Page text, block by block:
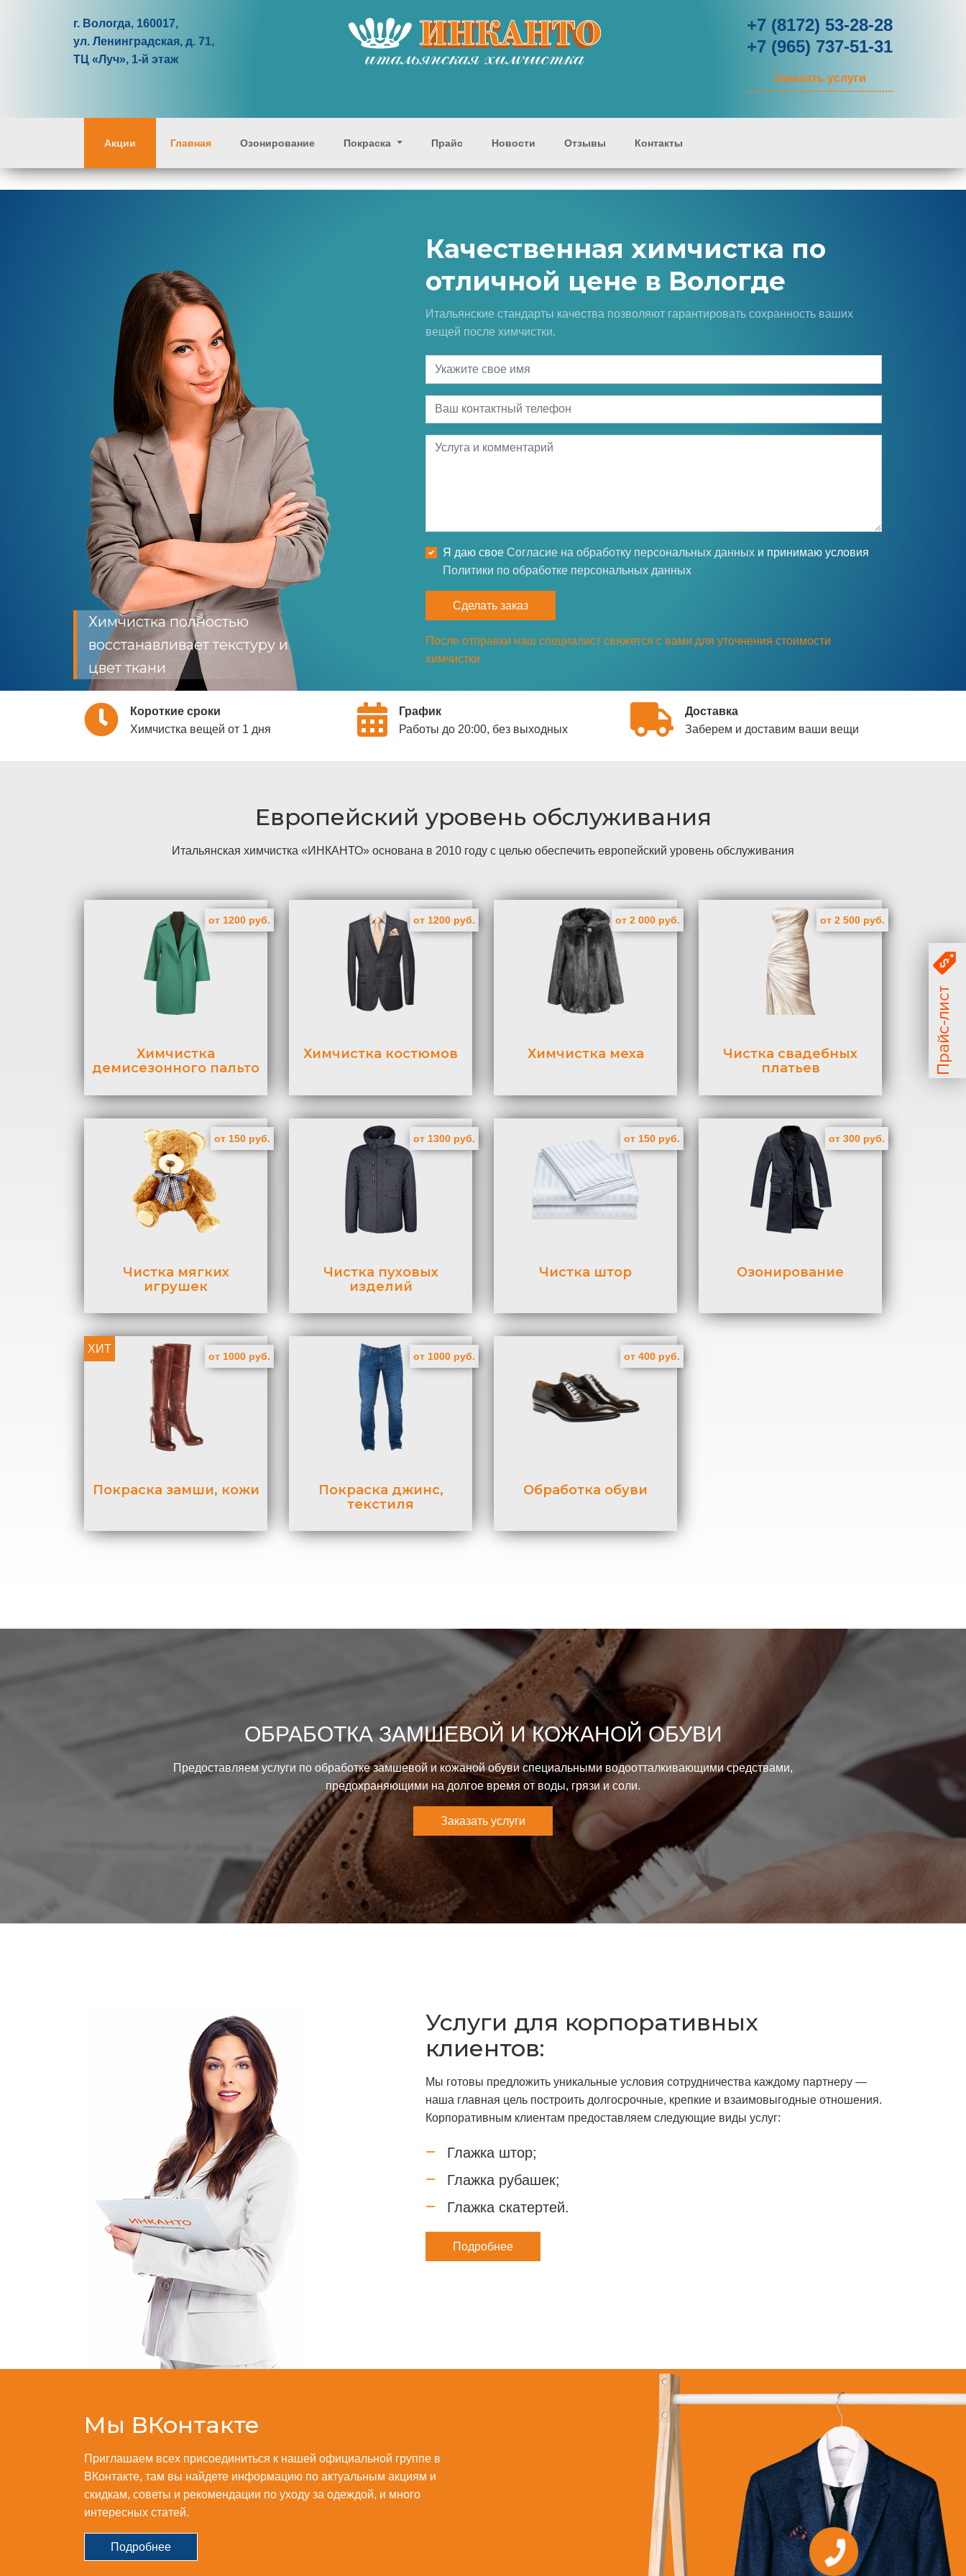
г. Вологда, 160017,
ул. Ленинградская, д. 71,
ТЦ «Луч», 1-й этаж
+7 (8172) 53-28-28
+7 (965) 737-51-31
Заказать услуги
Акции Главная Озонирование Покраска Прайс Новости Отзывы Контакты
Химчистка полностью
восстанавливает текстуру и
цвет ткани
Качественная химчистка по
отличной цене в Вологде
Итальянские стандарты качества позволяют гарантировать сохранность ваших
вещей после химчистки.
Я даю свое Согласие на обработку персональных данных и принимаю условия
Политики по обработке персональных данных
Сделать заказ
После отправки наш специалист свяжется с вами для уточнения стоимости
химчистки
Короткие сроки
Химчистка вещей от 1 дня
График
Работы до 20:00, без выходных
Доставка
Заберем и доставим ваши вещи
Европейский уровень обслуживания
Итальянская химчистка «ИНКАНТО» основана в 2010 году с целью обеспечить европейский уровень обслуживания
Химчистка
демисезонного пальто
от 1200 руб.
Химчистка костюмов
от 1200 руб.
Химчистка меха
от 2 000 руб.
Чистка свадебных
платьев
от 2 500 руб.
Чистка мягких
игрушек
от 150 руб.
Чистка пуховых
изделий
от 1300 руб.
Чистка штор
от 150 руб.
Озонирование
от 300 руб.
Покраска замши, кожи
от 1000 руб.
ХИТ
Покраска джинс,
текстиля
от 1000 руб.
Обработка обуви
от 400 руб.
ОБРАБОТКА ЗАМШЕВОЙ И КОЖАНОЙ ОБУВИ
Предоставляем услуги по обработке замшевой и кожаной обуви специальными водоотталкивающими средствами,
предохраняющими на долгое время от воды, грязи и соли.
Заказать услуги
Услуги для корпоративных
клиентов:
Мы готовы предложить уникальные условия сотрудничества каждому партнеру —
наша главная цель построить долгосрочные, крепкие и взаимовыгодные отношения.
Корпоративным клиентам предоставляем следующие виды услуг:
Глажка штор;
Глажка рубашек;
Глажка скатертей.
Подробнее
Мы ВКонтакте
Приглашаем всех присоединиться к нашей официальной группе в
ВКонтакте, там вы найдете информацию по актуальным акциям и
скидкам, советы и рекомендации по уходу за одеждой, и много
интересных статей.
Подробнее